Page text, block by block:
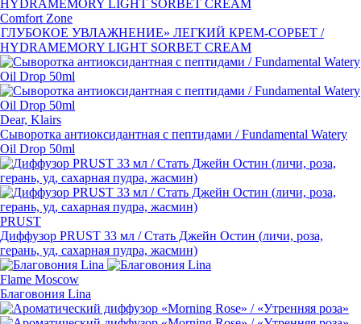
Comfort Zone
ГЛУБОКОЕ УВЛАЖНЕНИЕ» ЛЕГКИЙ КРЕМ-СОРБЕТ/
HYDRAMEMORY LIGHT SORBET CREAM
Dear, Klairs
Сыворотка антиоксидантная с пептидами / Fundamental Watery
Oil Drop 50ml
PRUST
Диффузор PRUST 33 мл / Стать Джейн Остин (личи, роза,
герань, уд, сахарная пудра, жасмин)
Flame Moscow
Благовония Lina